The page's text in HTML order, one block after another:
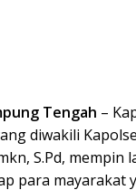
Tengah –
diwakili
S.Pd, mempin
para mayarakat